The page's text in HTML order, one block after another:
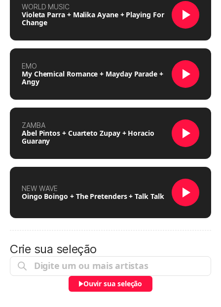
WORLD MUSIC
Violeta Parra + Malika Ayane + Playing For
Change
EMO
My Chemical Romance + Mayday Parade +
Angy
ZAMBA
Abel Pintos + Cuarteto Zupay + Horacio
Guarany
NEW WAVE
Oingo Boingo + The Pretenders + Talk Talk
Crie sua seleção
Ouvir sua seleção